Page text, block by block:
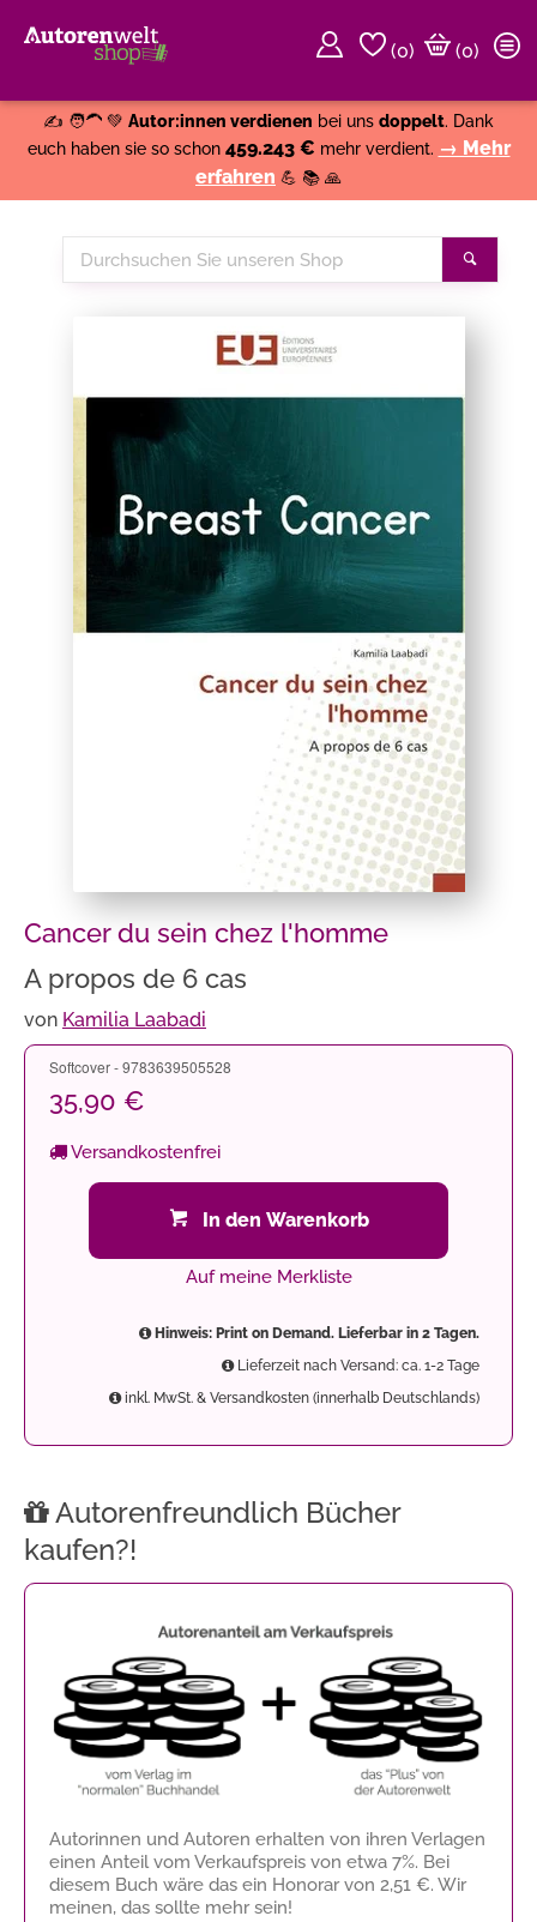
(0)
(0)
✍️ 🧑‍🦱 💚 Autor:innen verdienen bei uns doppelt. Dank
euch haben sie so schon 459.243 € mehr verdient. → Mehr
erfahren 💪 📚 🙏
Durchsuchen
Sie
Cancer du sein chez l'homme
A propos de 6 cas
von Kamilia Laabadi
Softcover - 9783639505528
35,90 €
Versandkostenfrei
In den Warenkorb
Auf meine Merkliste
Hinweis: Print on Demand. Lieferbar in 2 Tagen.
Lieferzeit nach Versand: ca. 1-2 Tage
inkl. MwSt. & Versandkosten (innerhalb Deutschlands)
Autorenfreundlich Bücher
kaufen?!
Autorinnen und Autoren erhalten von ihren Verlagen
einen Anteil vom Verkaufspreis von etwa 7%. Bei
diesem Buch wäre das ein Honorar von 2,51 €. Wir
meinen, das sollte mehr sein!